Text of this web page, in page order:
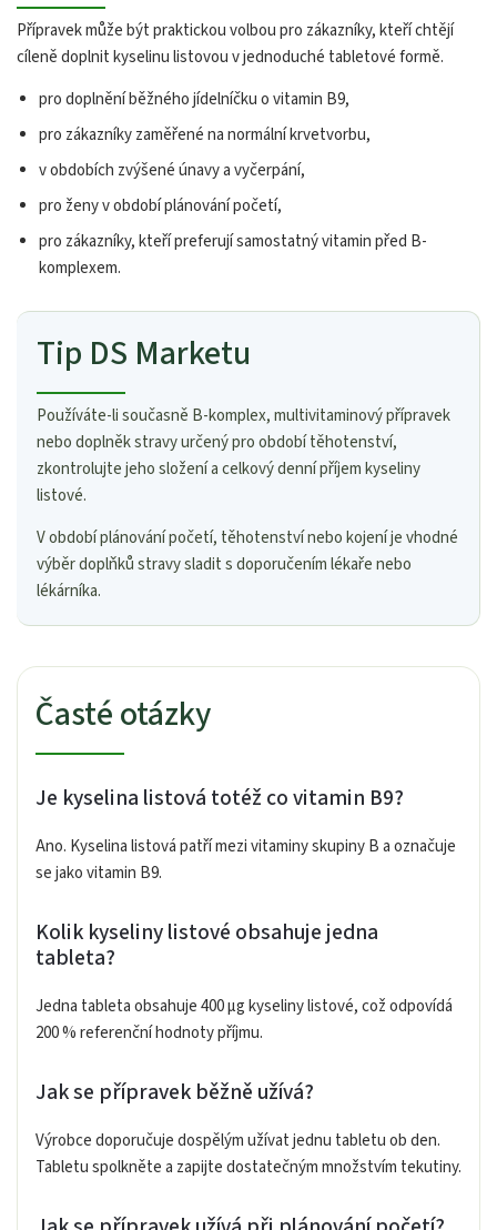
Přípravek může být praktickou volbou pro zákazníky, kteří chtějí
cíleně doplnit kyselinu listovou v jednoduché tabletové formě.
pro doplnění běžného jídelníčku o vitamin B9,
pro zákazníky zaměřené na normální krvetvorbu,
v obdobích zvýšené únavy a vyčerpání,
pro ženy v období plánování početí,
pro zákazníky, kteří preferují samostatný vitamin před B-
komplexem.
Tip DS Marketu
Používáte-li současně B-komplex, multivitaminový přípravek
nebo doplněk stravy určený pro období těhotenství,
zkontrolujte jeho složení a celkový denní příjem kyseliny
listové.
V období plánování početí, těhotenství nebo kojení je vhodné
výběr doplňků stravy sladit s doporučením lékaře nebo
lékárníka.
Časté otázky
Je kyselina listová totéž co vitamin B9?
Ano. Kyselina listová patří mezi vitaminy skupiny B a označuje
se jako vitamin B9.
Kolik kyseliny listové obsahuje jedna
tableta?
Jedna tableta obsahuje 400 µg kyseliny listové, což odpovídá
200 % referenční hodnoty příjmu.
Jak se přípravek běžně užívá?
Výrobce doporučuje dospělým užívat jednu tabletu ob den.
Tabletu spolkněte a zapijte dostatečným množstvím tekutiny.